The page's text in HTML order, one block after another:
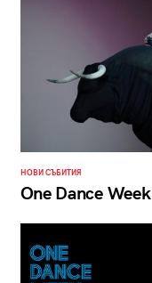
НОВИ СЪБИТИЯ
One Dance Week